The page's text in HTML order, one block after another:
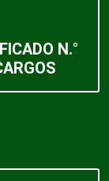
N.°